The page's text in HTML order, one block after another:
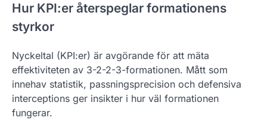
Hur KPI:er återspeglar formationens
styrkor
Nyckeltal (KPI:er) är avgörande för att mäta
effektiviteten av 3-2-2-3-formationen. Mått som
innehav statistik, passningsprecision och defensiva
interceptions ger insikter i hur väl formationen
fungerar.